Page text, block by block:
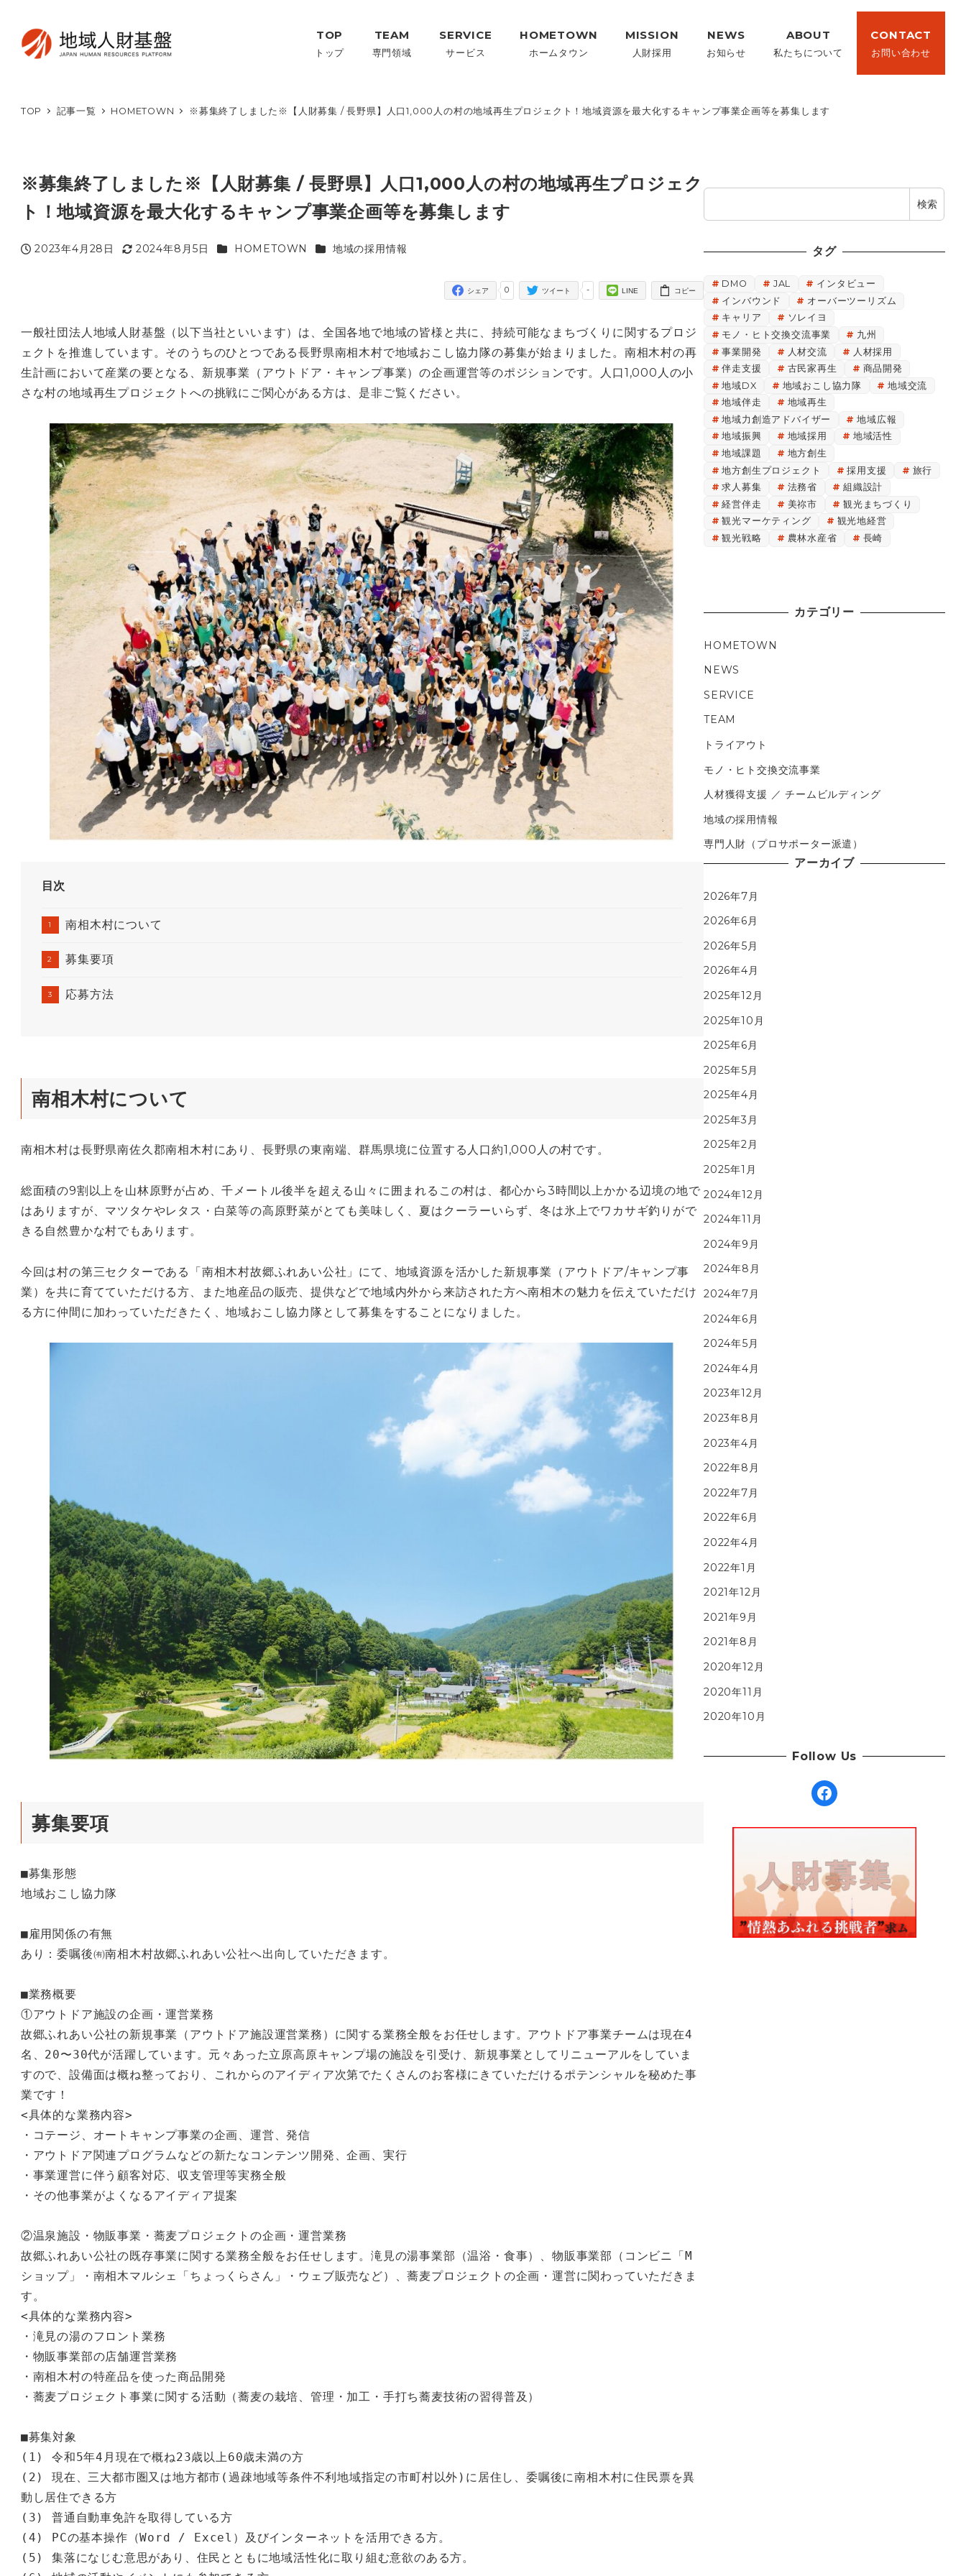
TOP
トップ
TEAM
専門領域
SERVICE
サービス
HOMETOWN
ホームタウン
MISSION
人財採用
NEWS
お知らせ
ABOUT
私たちについて
CONTACT
お問い合わせ
TOP 記事一覧 HOMETOWN ※募集終了しました※【人財募集 / 長野県】人口1,000人の村の地域再生プロジェクト！地域資源を最大化するキャンプ事業企画等を募集します
※募集終了しました※【人財募集 / 長野県】人口1,000人の村の地域再生プロジェク
ト！地域資源を最大化するキャンプ事業企画等を募集します
投稿日
2023年4月28日
更新日
2024年8月5日 カテゴリー
HOMETOWN カテゴリー
地域の採用情報
0
シェア -
ツイート LINE コピー
一般社団法人地域人財基盤（以下当社といいます）は、全国各地で地域の皆様と共に、持続可能なまちづくりに関するプロジ
ェクトを推進しています。そのうちのひとつである長野県南相木村で地域おこし協力隊の募集が始まりました。南相木村の再
生計画において産業の要となる、新規事業（アウトドア・キャンプ事業）の企画運営等のポジションです。人口1,000人の小
さな村の地域再生プロジェクトへの挑戦にご関心がある方は、是非ご覧ください。
目次
南相木村について
募集要項
応募方法
南相木村について
南相木村は長野県南佐久郡南相木村にあり、長野県の東南端、群馬県境に位置する人口約1,000人の村です。
総面積の9割以上を山林原野が占め、千メートル後半を超える山々に囲まれるこの村は、都心から3時間以上かかる辺境の地で
はありますが、マツタケやレタス・白菜等の高原野菜がとても美味しく、夏はクーラーいらず、冬は氷上でワカサギ釣りがで
きる自然豊かな村でもあります。
今回は村の第三セクターである「南相木村故郷ふれあい公社」にて、地域資源を活かした新規事業（アウトドア/キャンプ事
業）を共に育てていただける方、また地産品の販売、提供などで地域内外から来訪された方へ南相木の魅力を伝えていただけ
る方に仲間に加わっていただきたく、地域おこし協力隊として募集をすることになりました。
募集要項
■募集形態
地域おこし協力隊
■雇用関係の有無
あり：委嘱後㈲南相木村故郷ふれあい公社へ出向していただきます。
■業務概要
①アウトドア施設の企画・運営業務
故郷ふれあい公社の新規事業（アウトドア施設運営業務）に関する業務全般をお任せします。アウトドア事業チームは現在4
名、20〜30代が活躍しています。元々あった立原高原キャンプ場の施設を引受け、新規事業としてリニューアルをしていま
すので、設備面は概ね整っており、これからのアイディア次第でたくさんのお客様にきていただけるポテンシャルを秘めた事
業です！
<具体的な業務内容>
・コテージ、オートキャンプ事業の企画、運営、発信
・アウトドア関連プログラムなどの新たなコンテンツ開発、企画、実行
・事業運営に伴う顧客対応、収支管理等実務全般
・その他事業がよくなるアイディア提案
②温泉施設・物販事業・蕎麦プロジェクトの企画・運営業務
故郷ふれあい公社の既存事業に関する業務全般をお任せします。滝見の湯事業部（温浴・食事）、物販事業部（コンビニ「M
ショップ」・南相木マルシェ「ちょっくらさん」・ウェブ販売など）、蕎麦プロジェクトの企画・運営に関わっていただきま
す。
<具体的な業務内容>
・滝見の湯のフロント業務
・物販事業部の店舗運営業務
・南相木村の特産品を使った商品開発
・蕎麦プロジェクト事業に関する活動（蕎麦の栽培、管理・加工・手打ち蕎麦技術の習得普及）
■募集対象
(1) 令和5年4月現在で概ね23歳以上60歳未満の方
(2) 現在、三大都市圏又は地方都市(過疎地域等条件不利地域指定の市町村以外)に居住し、委嘱後に南相木村に住民票を異
動し居住できる方
(3) 普通自動車免許を取得している方
(4) PCの基本操作（Word / Excel）及びインターネットを活用できる方。
(5) 集落になじむ意思があり、住民とともに地域活性化に取り組む意欲のある方。
検索
タグ
DMO JAL
インタビュー
インバウンド
オーバーツーリズム
キャリア
ソレイヨ
モノ・ヒト交換交流事業
九州
事業開発
人材交流
人材採用
伴走支援
古民家再生
商品開発
地域DX
地域おこし協力隊
地域交流
地域伴走
地域再生
地域力創造アドバイザー
地域広報
地域振興
地域採用
地域活性
地域課題
地方創生
地方創生プロジェクト
採用支援
旅行
求人募集
法務省
組織設計
経営伴走
美祢市
観光まちづくり
観光マーケティング
観光地経営
観光戦略
農林水産省 長崎
カテゴリー
HOMETOWN
NEWS
SERVICE
TEAM
トライアウト
モノ・ヒト交換交流事業
人材獲得支援 ／ チームビルディング
地域の採用情報
専門人財（プロサポーター派遣）
アーカイブ
2026年7月
2026年6月
2026年5月
2026年4月
2025年12月
2025年10月
2025年6月
2025年5月
2025年4月
2025年3月
2025年2月
2025年1月
2024年12月
2024年11月
2024年9月
2024年8月
2024年7月
2024年6月
2024年5月
2024年4月
2023年12月
2023年8月
2023年4月
2022年8月
2022年7月
2022年6月
2022年4月
2022年1月
2021年12月
2021年9月
2021年8月
2020年12月
2020年11月
2020年10月
Follow Us
Facebook